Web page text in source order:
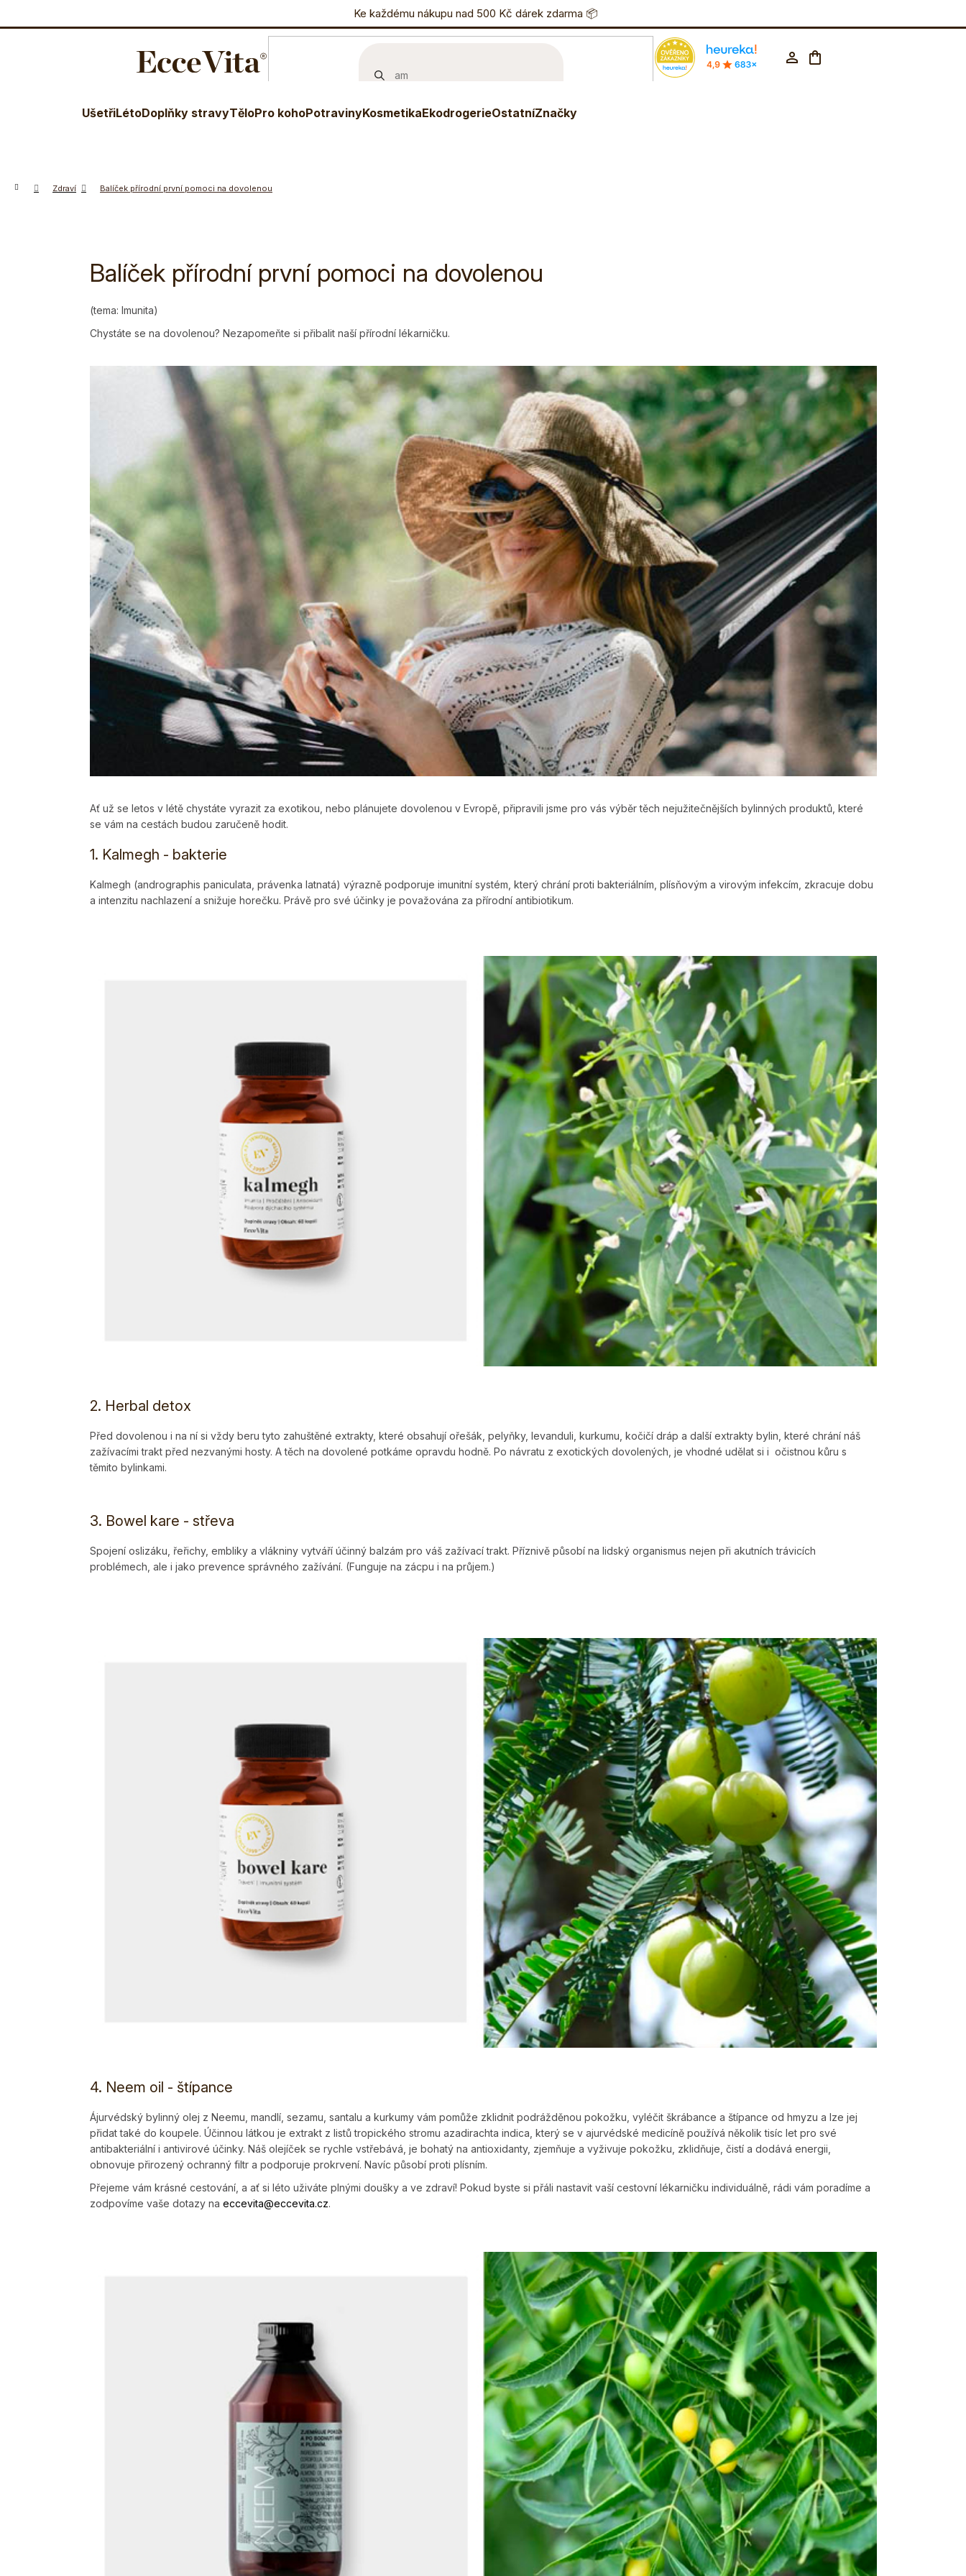
Ke každému nákupu nad 500 Kč dárek zdarma 📦
UšetřiLétoDoplňky stravyTěloPro kohoPotravinyKosmetikaEkodrogerieOstatníZnačky
Věrnostní program Eshop 733 738 836
Domů Zdraví Balíček přírodní první pomoci na dovolenou
Balíček přírodní první pomoci na dovolenou
(tema: Imunita)
Chystáte se na dovolenou? Nezapomeňte si přibalit naší přírodní lékarničku.
Ať už se letos v létě chystáte vyrazit za exotikou, nebo plánujete dovolenou v Evropě, připravili jsme pro vás výběr těch nejužitečnějších bylinných produktů, které
se vám na cestách budou zaručeně hodit.
1. Kalmegh - bakterie
Kalmegh (andrographis paniculata, právenka latnatá) výrazně podporuje imunitní systém, který chrání proti bakteriálním, plísňovým a virovým infekcím, zkracuje dobu
a intenzitu nachlazení a snižuje horečku. Právě pro své účinky je považována za přírodní antibiotikum.
2. Herbal detox
Před dovolenou i na ní si vždy beru tyto zahuštěné extrakty, které obsahují ořešák, pelyňky, levanduli, kurkumu, kočičí dráp a další extrakty bylin, které chrání náš
zažívacími trakt před nezvanými hosty. A těch na dovolené potkáme opravdu hodně. Po návratu z exotických dovolených, je vhodné udělat si i očistnou kůru s
těmito bylinkami.
3. Bowel kare - střeva
Spojení oslizáku, řeřichy, embliky a vlákniny vytváří účinný balzám pro váš zažívací trakt. Příznivě působí na lidský organismus nejen při akutních trávicích
problémech, ale i jako prevence správného zažívání. (Funguje na zácpu i na průjem.)
4. Neem oil - štípance
Ájurvédský bylinný olej z Neemu, mandlí, sezamu, santalu a kurkumy vám pomůže zklidnit podrážděnou pokožku, vyléčit škrábance a štípance od hmyzu a lze jej
přidat také do koupele. Účinnou látkou je extrakt z listů tropického stromu azadirachta indica, který se v ajurvédské medicíně používá několik tisíc let pro své
antibakteriální i antivirové účinky. Náš olejíček se rychle vstřebává, je bohatý na antioxidanty, zjemňuje a vyživuje pokožku, zklidňuje, čistí a dodává energii,
obnovuje přirozený ochranný filtr a podporuje prokrvení. Navíc působí proti plísním.
Přejeme vám krásné cestování, a ať si léto uživáte plnými doušky a ve zdraví! Pokud byste si přáli nastavit vaší cestovní lékarničku individuálně, rádi vám poradíme a
zodpovíme vaše dotazy na eccevita@ecce­vita.cz.